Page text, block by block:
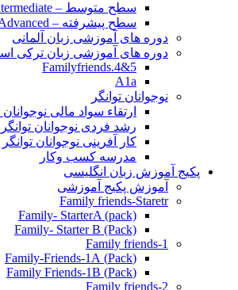
سطح متوسط – Intermediate
سطح پیشرفته – Advanced
دوره های آموزشی زبان آلمانی
دوره های آموزشی زبان ترکی
Familyfriends.4&5
A1a
نوجوانان توانگر
ارتقاء سواد مالی نوجوانان
رشد فردی نوجوانان توانگر
کار آفرینی نوجوانان توانگر
مدرسه کسب وکار
پکیج آموزش زبان انگلیسی
آموزش پکیج آموزشی
Family friends-Staretr
Family- StarterA (pack)
Family- Starter B (Pack)
Family friends-1
(Pack) Family-Friends-1A
(Pack) Family Friends-1B
Family friends-2